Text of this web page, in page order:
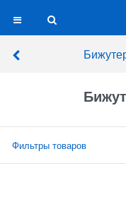
Фильтры товаров